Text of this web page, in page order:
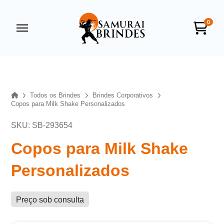
0
HomeTodos os Brindes
Brindes Corporativos
Copos para Milk Shake Personalizados
SKU: SB-293654
Copos para Milk Shake
Personalizados
Preço sob consulta